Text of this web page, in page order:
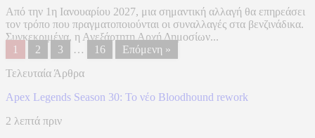
Από την 1η Ιανουαρίου 2027, μια σημαντική αλλαγή θα επηρεάσει
τον τρόπο που πραγματοποιούνται οι συναλλαγές στα βενζινάδικα.
Συγκεκριμένα, η Ανεξάρτητη Αρχή Δημοσίων...
1
2 3 … 16
Επόμενη »
Τελευταία Άρθρα
Apex Legends Season 30: Το νέο Bloodhound rework
2 λεπτά πριν